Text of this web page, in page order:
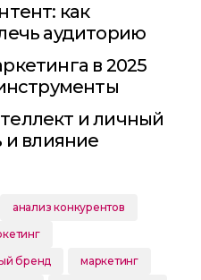
как
аудиторию
в 2025
и личный
и влияние
анализ конкурентов
бренд
маркетинг